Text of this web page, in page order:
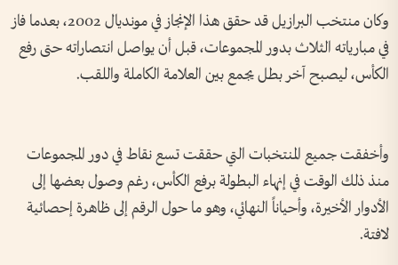
وكان منتخب البرازيل قد حقق هذا الإنجاز في مونديال 2002، بعدما فاز
في مبارياته الثلاث بدور المجموعات، قبل أن يواصل انتصاراته حتى رفع
الكأس، ليصبح آخر بطل يجمع بين العلامة الكاملة واللقب.
وأخفقت جميع المنتخبات التي حققت تسع نقاط في دور المجموعات
منذ ذلك الوقت في إنهاء البطولة برفع الكأس، رغم وصول بعضها إلى
الأدوار الأخيرة، وأحياناً النهائي، وهو ما حول الرقم إلى ظاهرة إحصائية
لافتة.